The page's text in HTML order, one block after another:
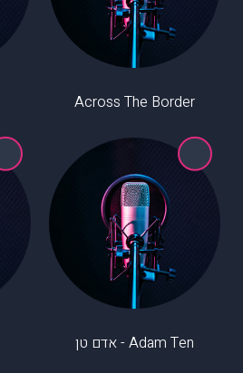
Across The Border
Adam Ten - אדם טן